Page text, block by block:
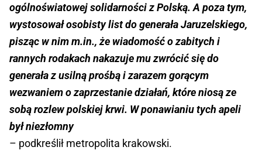
ogólnoświatowej solidarności z Polską. A poza tym,
wystosował osobisty list do generała Jaruzelskiego,
pisząc w nim m.in., że wiadomość o zabitych i
rannych rodakach nakazuje mu zwrócić się do
generała z usilną prośbą i zarazem gorącym
wezwaniem o zaprzestanie działań, które niosą ze
sobą rozlew polskiej krwi. W ponawianiu tych apeli
był niezłomny
– podkreślił metropolita krakowski.